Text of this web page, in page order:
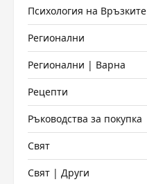
Психология на Връзките
Регионални
Регионални | Варна
Рецепти
Ръководства за покупка
Свят
Свят | Други